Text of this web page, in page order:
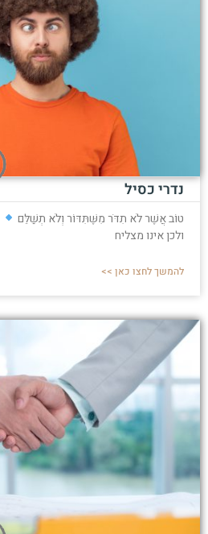
נדרי כסיל
טוֹב אֲשֶׁר לֹא תִדֹּר מִשֶּׁתִּדּוֹר וְלֹא תְשַׁלֵּם
ולכן אינו מצליח
להמשך לחצו כאן >>